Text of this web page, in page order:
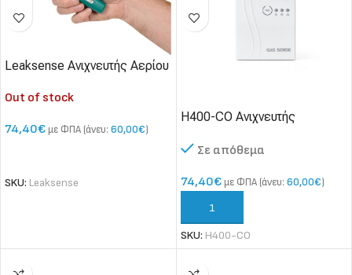
Leaksense Ανιχνευτής Αερίου
Out of stock
74,40€ με ΦΠΑ (άνευ: 60,00€)
SKU: Leaksense
H400-CO Ανιχνευτής
Άνθρακα (CO) μόνιμης
Σε απόθεμα
74,40€ με ΦΠΑ (άνευ: 60,00€)
ΠΡΟΣΘΉΚΗ ΣΤΟ ΚΑΛΆΘΙ
SKU: H400-CO